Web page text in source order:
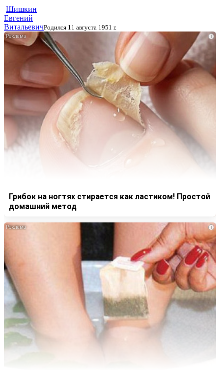
Шишкин
Евгений
ВитальевичРодился 11 августа 1951 г.
i
Грибок на ногтях стирается как ластиком! Простой
домашний метод
i